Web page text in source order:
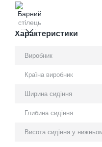
Характеристики
Виробник
Країна виробник
Ширина сидіння
Глибина сидіння
Висота сидіння у